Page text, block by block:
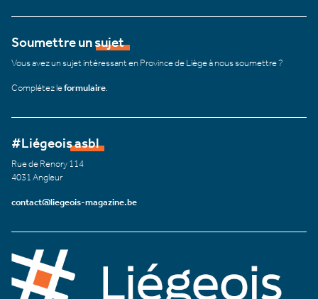
Soumettre un sujet
Vous avez un sujet intéressant en Province de Liège à nous soumettre ?
Complétez leformulaire
#Liégeois asbl
Rue de Renory 114
4031 Angleur
contact@liegeois-magazine.be